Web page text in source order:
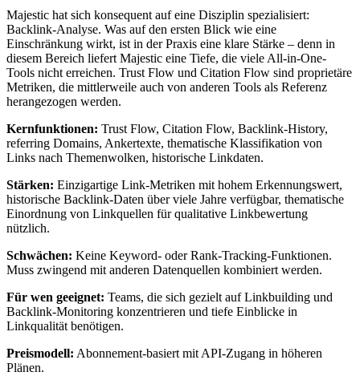
Majestic hat sich konsequent auf eine Disziplin spezialisiert:
Backlink-Analyse. Was auf den ersten Blick wie eine
Einschränkung wirkt, ist in der Praxis eine klare Stärke – denn in
diesem Bereich liefert Majestic eine Tiefe, die viele All-in-One-
Tools nicht erreichen. Trust Flow und Citation Flow sind proprietäre
Metriken, die mittlerweile auch von anderen Tools als Referenz
herangezogen werden.
Kernfunktionen: Trust Flow, Citation Flow, Backlink-History,
referring Domains, Ankertexte, thematische Klassifikation von
Links nach Themenwolken, historische Linkdaten.
Stärken: Einzigartige Link-Metriken mit hohem Erkennungswert,
historische Backlink-Daten über viele Jahre verfügbar, thematische
Einordnung von Linkquellen für qualitative Linkbewertung
nützlich.
Schwächen: Keine Keyword- oder Rank-Tracking-Funktionen.
Muss zwingend mit anderen Datenquellen kombiniert werden.
Für wen geeignet: Teams, die sich gezielt auf Linkbuilding und
Backlink-Monitoring konzentrieren und tiefe Einblicke in
Linkqualität benötigen.
Preismodell: Abonnement-basiert mit API-Zugang in höheren
Plänen.